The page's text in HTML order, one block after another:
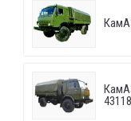
43118